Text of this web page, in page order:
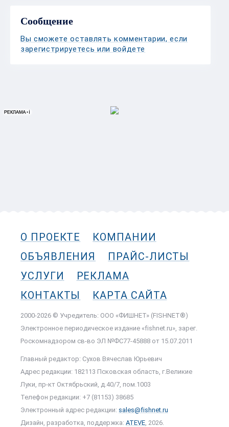
Сообщение
Вы сможете оставлять комментарии, если
зарегистрируетесь или войдете
О ПРОЕКТЕ
КОМПАНИИ
ОБЪЯВЛЕНИЯ
ПРАЙС-ЛИСТЫ
УСЛУГИ
РЕКЛАМА
КОНТАКТЫ
КАРТА САЙТА
2000-2026 © Учредитель: ООО «ФИШНЕТ» (FISHNET®)
Электронное периодическое издание «fishnet.ru», зарег.
Роскомнадзором cв-во ЭЛ №ФС77-45888 от 15.07.2011
Главный редактор: Сухов Вячеслав Юрьевич
Адрес редакции: 182113 Псковская область, г.Великие
Луки, пр-кт Октябрьский, д.40/7, пом.1003
Телефон редакции: +7 (81153) 38685
Электронный адрес редакции: sales@fishnet.ru
Дизайн, разработка, поддержка: ATEVE , 2026.